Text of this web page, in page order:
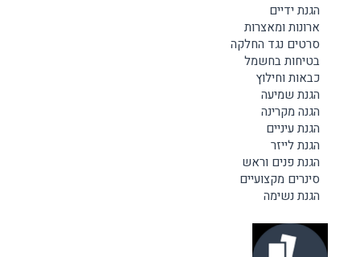
הגנת ידיים
ארונות ומאצרות
סרטים נגד החלקה
בטיחות בחשמל
כבאות וחילוץ
הגנת שמיעה
הגנה מקרינה
הגנת עיניים
הגנת לייזר
הגנת פנים וראש
סינרים מקצועיים
הגנת נשימה